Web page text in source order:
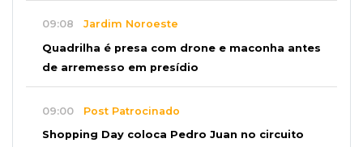
09:08 Jardim Noroeste
Quadrilha é presa com drone e maconha antes
de arremesso em presídio
09:00 Post Patrocinado
Shopping Day coloca Pedro Juan no circuito